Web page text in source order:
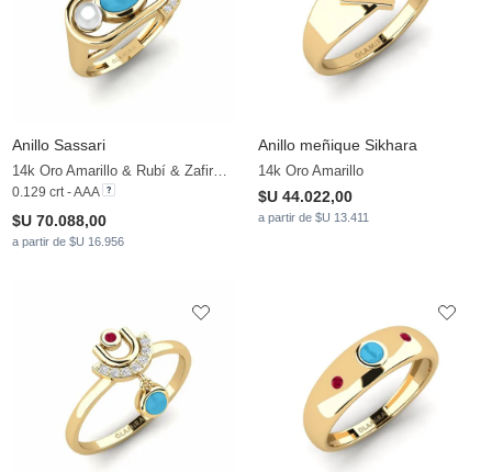
Anillo Sassari
14k Oro Amarillo & Rubí & Zafiro blanco & Perla blanca
0.129 crt - AAA
$U 70.088,00
a partir de $U 16.956
Anillo meñique Sikhara
14k Oro Amarillo
$U 44.022,00
a partir de $U 13.411